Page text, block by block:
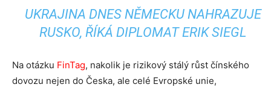
UKRAJINA DNES NĚMECKU NAHRAZUJE
RUSKO, ŘÍKÁ DIPLOMAT ERIK SIEGL
Na otázku FinTag, nakolik je rizikový stálý růst čínského
dovozu nejen do Česka, ale celé Evropské unie,